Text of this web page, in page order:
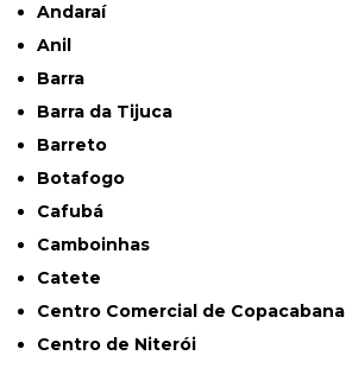
Andaraí
Anil
Barra
Barra da Tijuca
Barreto
Botafogo
Cafubá
Camboinhas
Catete
Centro Comercial de Copacabana
Centro de Niterói